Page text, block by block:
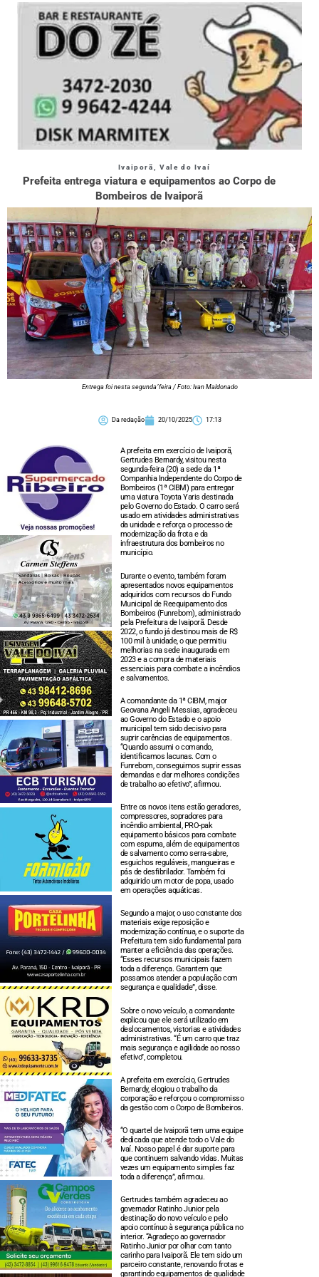
Ivaiporã Vale do Ivaí
Prefeita entrega viatura e equipamentos ao Corpo de
Bombeiros de Ivaiporã
Entrega foi nesta segunda´feira / Foto: Ivan Maldonado
Da redação 20/10/2025 17:13
A prefeita em exercício de Ivaiporã,
Gertrudes Bernardy, visitou nesta
segunda-feira (20) a sede da 1ª
Companhia Independente do Corpo de
Bombeiros (1ª CIBM) para entregar
uma viatura Toyota Yaris destinada
pelo Governo do Estado. O carro será
usado em atividades administrativas
da unidade e reforça o processo de
modernização da frota e da
infraestrutura dos bombeiros no
município.
Durante o evento, também foram
apresentados novos equipamentos
adquiridos com recursos do Fundo
Municipal de Reequipamento dos
Bombeiros (Funrebom), administrado
pela Prefeitura de Ivaiporã. Desde
2022, o fundo já destinou mais de R$
100 mil à unidade, o que permitiu
melhorias na sede inaugurada em
2023 e a compra de materiais
essenciais para combate a incêndios
e salvamentos.
A comandante da 1ª CIBM, major
Geovana Angeli Messias, agradeceu
ao Governo do Estado e o apoio
municipal tem sido decisivo para
suprir carências de equipamentos.
“Quando assumi o comando,
identificamos lacunas. Com o
Funrebom, conseguimos suprir essas
demandas e dar melhores condições
de trabalho ao efetivo”, afirmou.
Entre os novos itens estão geradores,
compressores, sopradores para
incêndio ambiental, PRO-pak
equipamento básicos para combate
com espuma, além de equipamentos
de salvamento como serra-sabre,
esguichos reguláveis, mangueiras e
pás de desfibrilador. Também foi
adquirido um motor de popa, usado
em operações aquáticas.
Segundo a major, o uso constante dos
materiais exige reposição e
modernização contínua, e o suporte da
Prefeitura tem sido fundamental para
manter a eficiência das operações.
“Esses recursos municipais fazem
toda a diferença. Garantem que
possamos atender a população com
segurança e qualidade”, disse.
Sobre o novo veículo, a comandante
explicou que ele será utilizado em
deslocamentos, vistorias e atividades
administrativas. “É um carro que traz
mais segurança e agilidade ao nosso
efetivo”, completou.
A prefeita em exercício, Gertrudes
Bernardy, elogiou o trabalho da
corporação e reforçou o compromisso
da gestão com o Corpo de Bombeiros.
“O quartel de Ivaiporã tem uma equipe
dedicada que atende todo o Vale do
Ivaí. Nosso papel é dar suporte para
que continuem salvando vidas. Muitas
vezes um equipamento simples faz
toda a diferença”, afirmou.
Gertrudes também agradeceu ao
governador Ratinho Junior pela
destinação do novo veículo e pelo
apoio contínuo à segurança pública no
interior. “Agradeço ao governador
Ratinho Junior por olhar com tanto
carinho para Ivaiporã. Ele tem sido um
parceiro constante, renovando frotas e
garantindo equipamentos de qualidade